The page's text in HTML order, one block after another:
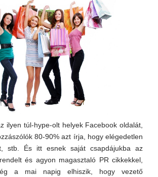
ilyen túl-hype-olt helyek Facebook oldalát,
80-90% azt írja, hogy elégedetlen
stb. És itt esnek saját csapdájukba az
és agyon magasztaló PR cikkekkel,
a mai napig elhiszik, hogy vezető